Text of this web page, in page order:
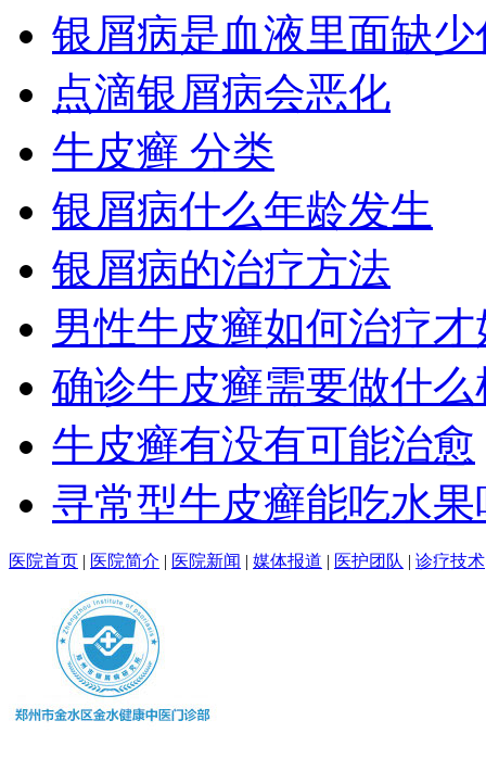
银屑病是血液里面缺少
点滴银屑病会恶化
牛皮癣 分类
银屑病什么年龄发生
银屑病的治疗方法
男性牛皮癣如何治疗才
确诊牛皮癣需要做什
牛皮癣有没有可能治愈
寻常型牛皮癣能吃水果
医院首页 | 医院简介 | 医院新闻 | 媒体报道 | 医护团队 | 诊疗技术